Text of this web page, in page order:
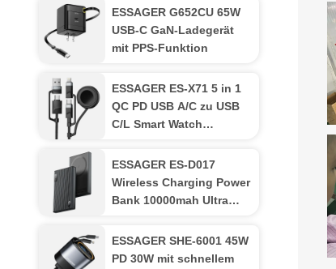
Fahrzeuge
ESSAGER G652CU 65W
USB-C GaN-Ladegerät
mit PPS-Funktion
ESSAGER ES-X71 5 in 1
QC PD USB A/C zu USB
C/L Smart Watch
ESSAGER ES-D017
Wireless Charging Power
Bank 10000mah Ultra
ESSAGER SHE-6001 45W
PD 30W mit schnellem